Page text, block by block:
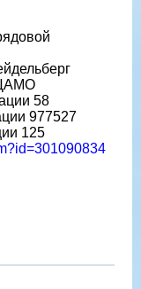
ЦАМО
58
977527
125